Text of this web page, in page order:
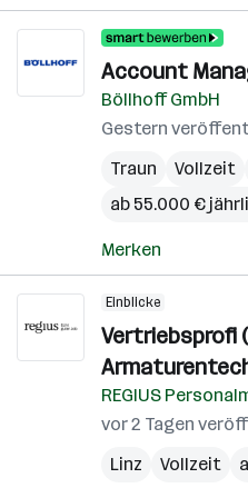
Account
Böllhoff GmbH
Gestern
Traun
Vollzeit
ab 55.000 €
Merken
Einblicke
Vertriebsprofi
REGIUS
vor 2 Tagen
Linz
Vollzeit